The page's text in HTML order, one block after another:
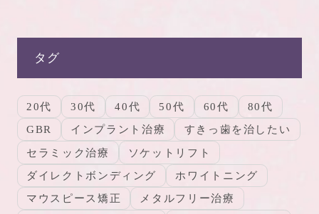
タグ
20代 30代 40代 50代 60代
80代
GBR
インプラント治療
すきっ歯を治したい
セラミック治療
ソケットリフト
ダイレクトボンディング
ホワイトニング
マウスピース矯正
メタルフリー治療